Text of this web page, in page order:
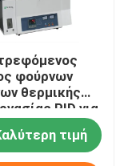
φούρνων
θερμικής
PID για
και την
τιμή